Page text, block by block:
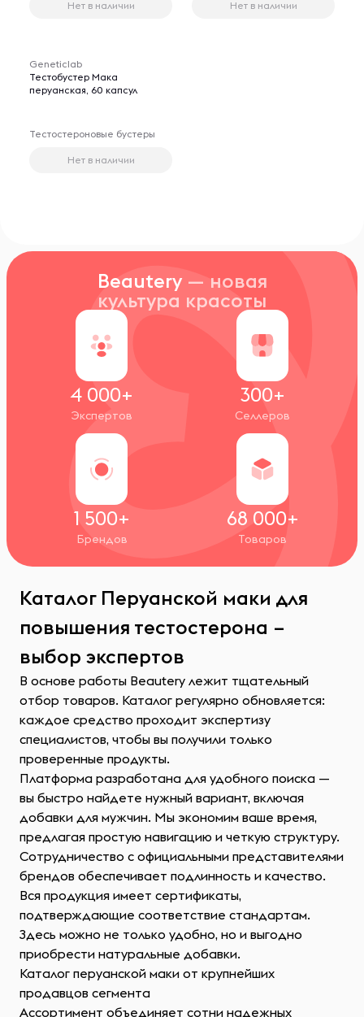
Нет в наличии Нет в наличии
Geneticlab
Тестобустер Мака
перуанская, 60 капсул
Тестостероновые бустеры
Нет в наличии
Beautery — новая
культура красоты
4 000+
Экспертов
300+
Селлеров
1 500+
Брендов
68 000+
Товаров
Каталог Перуанской маки для
повышения тестостерона –
выбор экспертов
В основе работы Beautery лежит тщательный
отбор товаров. Каталог регулярно обновляется:
каждое средство проходит экспертизу
специалистов, чтобы вы получили только
проверенные продукты.
Платформа разработана для удобного поиска —
вы быстро найдете нужный вариант, включая
добавки для мужчин. Мы экономим ваше время,
предлагая простую навигацию и четкую структуру.
Сотрудничество с официальными представителями
брендов обеспечивает подлинность и качество.
Вся продукция имеет сертификаты,
подтверждающие соответствие стандартам.
Здесь можно не только удобно, но и выгодно
приобрести натуральные добавки.
Каталог перуанской маки от крупнейших
продавцов сегмента
Ассортимент объединяет сотни надежных